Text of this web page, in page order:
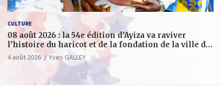
CULTURE
08 août 2026 : la 54e édition d’Ayiza va raviver
l’histoire du haricot et de la fondation de la ville de
Tsévié
4 août 2026 Yves GALLEY